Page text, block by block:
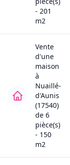
- 201
m2
Vente
d'une
maison
à
Nuaillé-
d'Aunis
(17540)
de 6
pièce(s)
- 150
m2